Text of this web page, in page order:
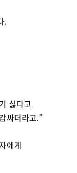
.
싫다고
싸더라고.”
에게